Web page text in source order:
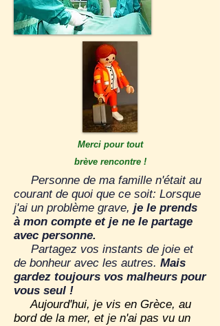
Merci pour tout
brève rencontre !
Personne de ma famille n'était au
courant de quoi que ce soit: Lorsque
j'ai un problème grave, je le prends
à mon compte et je ne le partage
avec personne.
Partagez vos instants de joie et
de bonheur avec les autres. Mais
gardez toujours vos malheurs pour
vous seul !
Aujourd'hui, je vis en Grèce, au
bord de la mer, et je n'ai pas vu un